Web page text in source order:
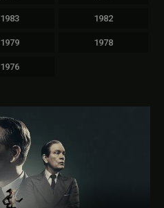
1983 1982
1979 1978
1976